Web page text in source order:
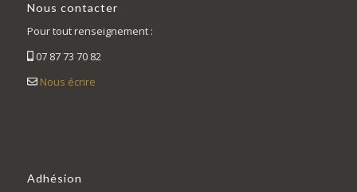
Nous contacter
Pour tout renseignement :
07 87 73 70 82
Nous écrire
Adhésion